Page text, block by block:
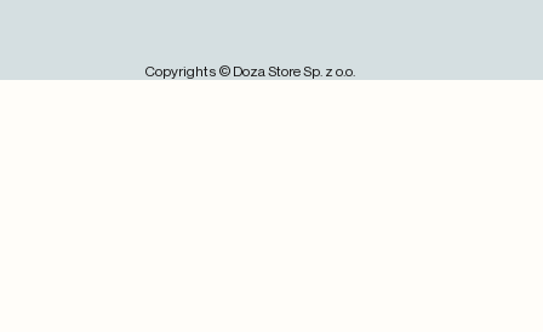
Copyrights ©️ Doza Store Sp. z o.o.